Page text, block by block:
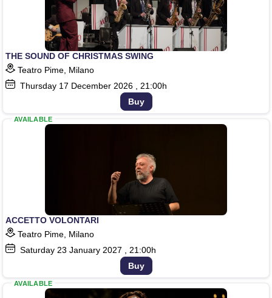
THE SOUND OF CHRISTMAS SWING
Teatro Pime, Milano
Thursday 17 December 2026
, 21:00h
Buy
ACCETTO VOLONTARI
Teatro Pime, Milano
Saturday 23 January 2027 , 21:00h
AVAILABLE
Buy
AVAILABLE